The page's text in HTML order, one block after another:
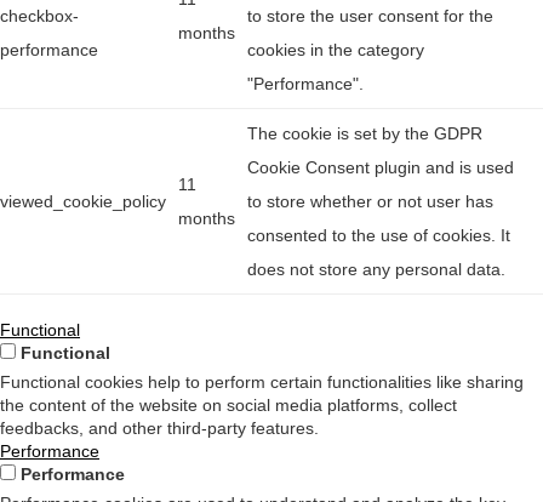
checkbox-
performance
months
to store the user consent for the
cookies in the category
"Performance".
viewed_cookie_policy
11
months
The cookie is set by the GDPR
Cookie Consent plugin and is used
to store whether or not user has
consented to the use of cookies. It
does not store any personal data.
Functional
Functional
Functional cookies help to perform certain functionalities like sharing
the content of the website on social media platforms, collect
feedbacks, and other third-party features.
Performance
Performance